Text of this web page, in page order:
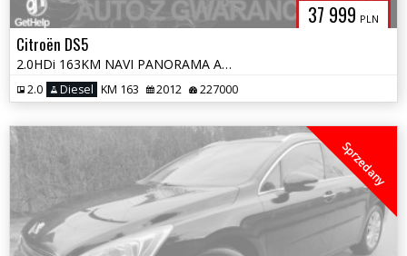
37 999 PLN
Citroën DS5
2.0HDi 163KM NAVI PANORAMA ALU HUD SKÓRA ALCANTARA LED OPŁATY GWARANC
2.0 Diesel KM 163 2012 227000
Sprzedany